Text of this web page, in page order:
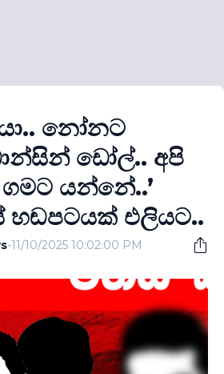
නෝනට
ඩෝල්.. අපි
යන්නේ..’
හඬපටයක් එලියට..
-11/10/2025 10:02:00 PM